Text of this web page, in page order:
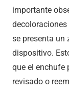
importante
se presenta un
dispositivo.
que el enchufe
revisado o